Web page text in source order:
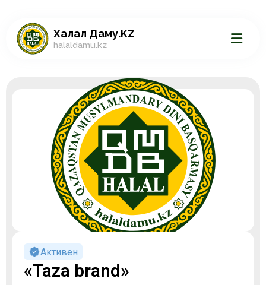
Халал Даму.KZ
halaldamu.kz
Активен
«Taza brаnd»